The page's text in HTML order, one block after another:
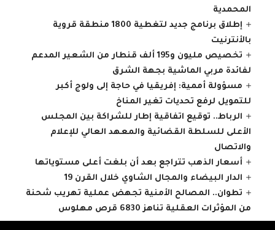
المحمدية
إطلاق برنامج جديد لتغطية 1800 منطقة قروية
بالأنترنيت
تخصيص مليون و195 ألف قنطار من الشعير المدعم
لفائدة مربي الماشية بجهة الشرق
مسؤولة أممية: إفريقيا في حاجة إلى ولوج أكبر
للتمويل لرفع تحديات تغير المناخ
الرباط.. توقيع اتفاقية إطار للشراكة بين المجلس
الأعلى للسلطة القضائية والمعهد العالي للإعلام
والاتصال
أسعار الذهب تتراجع بعد أن بلغت أعلى مستوياتها
الدار البيضاء والمجال الشاوي خلال القرن 19
تطوان.. المصالح الأمنية تجهض عملية تهريب شحنة
من المؤثرات العقلية تناهز 6830 قرص مهلوس